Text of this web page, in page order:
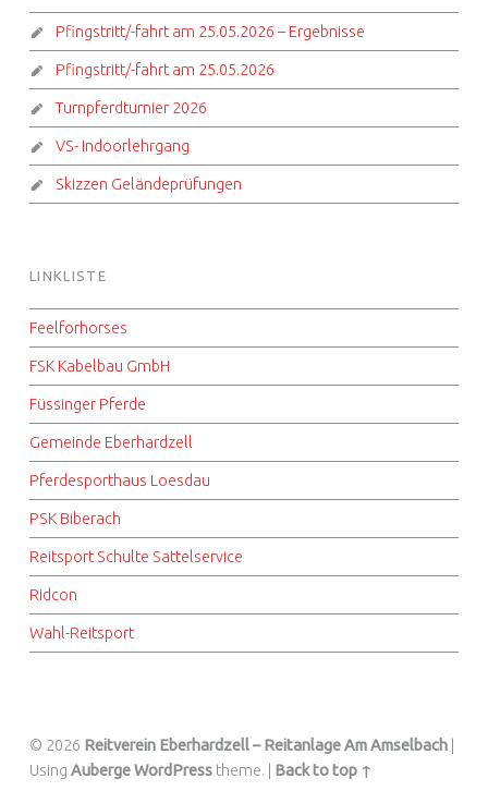
Pfingstritt/-fahrt am 25.05.2026 – Ergebnisse
Pfingstritt/-fahrt am 25.05.2026
Turnpferdturnier 2026
VS- Indoorlehrgang
Skizzen Geländeprüfungen
LINKLISTE
Feelforhorses
FSK Kabelbau GmbH
Füssinger Pferde
Gemeinde Eberhardzell
Pferdesporthaus Loesdau
PSK Biberach
Reitsport Schulte Sattelservice
Ridcon
Wahl-Reitsport
© 2026 Reitverein Eberhardzell – Reitanlage Am Amselbach
Using AubergeWordPresstheme. Back to top ↑